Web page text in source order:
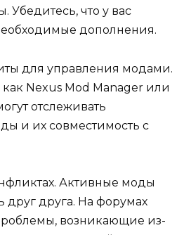
Убедитесь, что у вас
дополнения.
для управления модами.
Nexus Mod Manager или
отслеживать
и их совместимость с
Активные моды
друг друга. На форумах
возникающие из-